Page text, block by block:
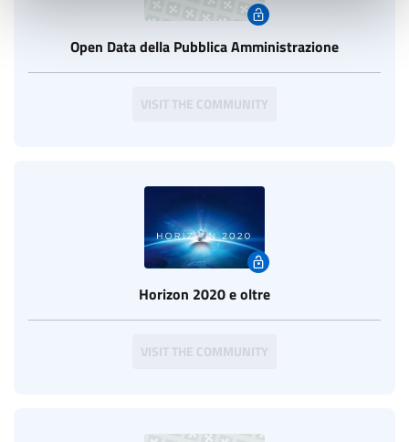
Open Data della Pubblica Amministrazione
VISIT THE COMMUNITY
Horizon 2020 e oltre
VISIT THE COMMUNITY